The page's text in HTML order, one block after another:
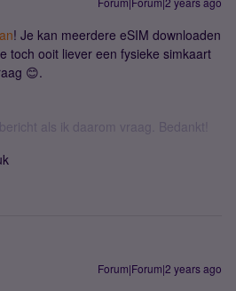
! Je kan meerdere eSIM downloaden
toch ooit liever een fysieke simkaart
😊.
als ik daarom vraag. Bedankt!
Forum|Forum|2 years ago